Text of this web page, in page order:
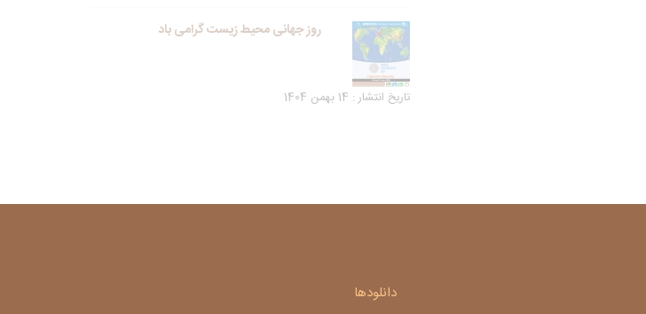
روز جهانی محیط زیست گرامی باد
تاریخ انتشار : 14 بهمن 1404
دانلودها